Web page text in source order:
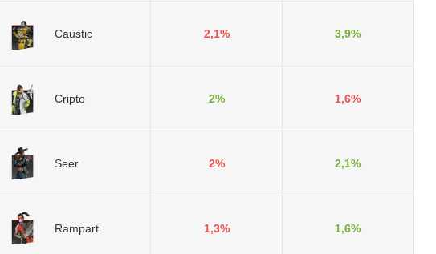
Caustic 2,1% 3,9%
Cripto 2% 1,6%
Seer 2% 2,1%
Rampart 1,3% 1,6%